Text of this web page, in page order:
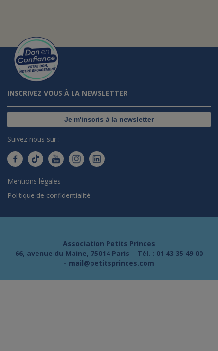
INSCRIVEZ VOUS À LA NEWSLETTER
Je m'inscris à la newsletter
Suivez nous sur :
Mentions légales
Politique de confidentialité
Association Petits Princes
66, avenue du Maine, 75014 Paris – Tél. : 01 43 35 49 00
- mail@petitsprinces.com